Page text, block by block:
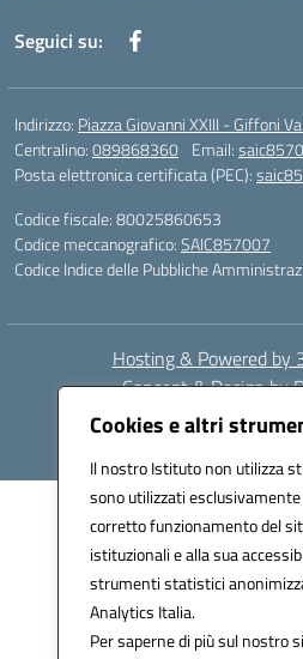
Cookies e altri
Il nostro Istituto non utilizza
sono utilizzati
corretto funzionamento del
istituzionali e alla sua
strumenti statistici
Analytics Italia.
Per saperne di più sul nostro
Seguici su:
Indirizzo: Piazza Giovanni XXIII - Giffoni
Centralino:089868360 Email:
Posta elettronica certificata (PEC):
Codice fiscale: 80025860653
Codice meccanografico:SAIC857007
Codice Indice delle Pubbliche
Hosting & Powered by
Concept & Design by